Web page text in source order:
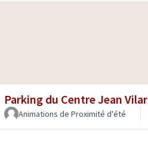
Parking du Centre Jean Vilar
Animations de Proximité d'été